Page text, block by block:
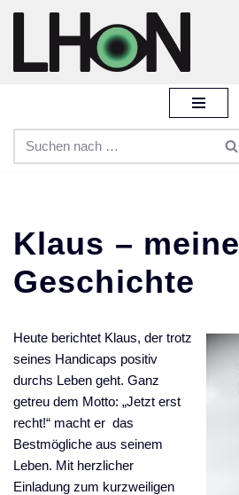
Inhalt
Klaus – meine
Geschichte
Heute berichtet Klaus, der trotz
seines Handicaps positiv
durchs Leben geht. Ganz
getreu dem Motto: „Jetzt erst
recht!“ macht er das
Bestmögliche aus seinem
Leben. Mit herzlicher
Einladung zum kurzweiligen